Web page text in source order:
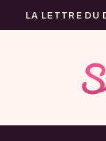
LA LETTRE DU